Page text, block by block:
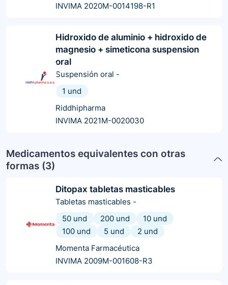
INVIMA 2020M-0014198-R1
Hidroxido de aluminio + hidroxido de
magnesio + simeticona suspension
oral
Suspensión oral -
1 und
Riddhipharma
INVIMA 2021M-0020030
Medicamentos equivalentes con otras
formas (3)
Ditopax tabletas masticables
Tabletas masticables -
50 und
200 und
10 und
100 und
5 und
2 und
Momenta Farmacéutica
INVIMA 2009M-001608-R3